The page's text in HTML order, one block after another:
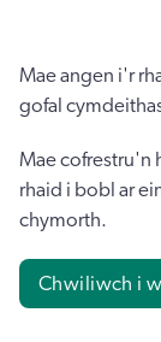
Mae angen i'r
gofal
Mae cofrestru'n
rhaid i bobl ar
chymorth.
Chwiliwch i